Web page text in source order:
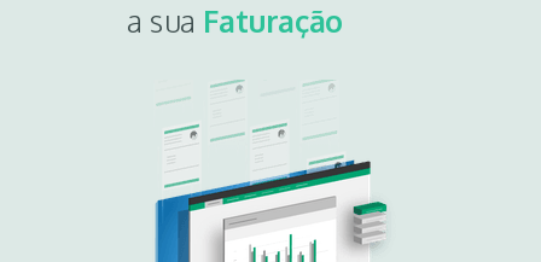
a sua Faturação